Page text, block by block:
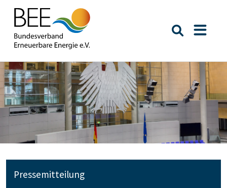
Suche
Pressemitteilung